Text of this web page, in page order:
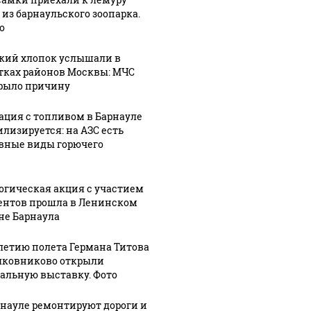
десятках
раскрыло
барнаульского зоопарка.
хлопок услышали в
районов Москвы: МЧС
причину
с топливом в Барнауле
на АЗС есть
виды горючего
акция с участием
прошла в Ленинском
Барнаула
полета Германа Титова
открыли
выставку. Фото
ремонтируют дороги и